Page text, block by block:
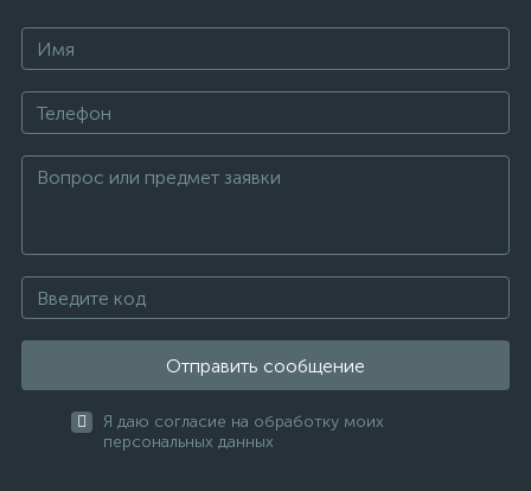
Отправить сообщение
Я даю согласие на обработку моих
персональных данных